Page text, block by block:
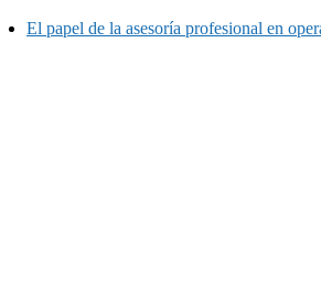
El papel de la asesoría profesional en